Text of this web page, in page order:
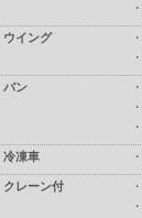
・
ウイング ・
・
バン ・
・
・
冷凍車 ・
クレーン付 ・
・